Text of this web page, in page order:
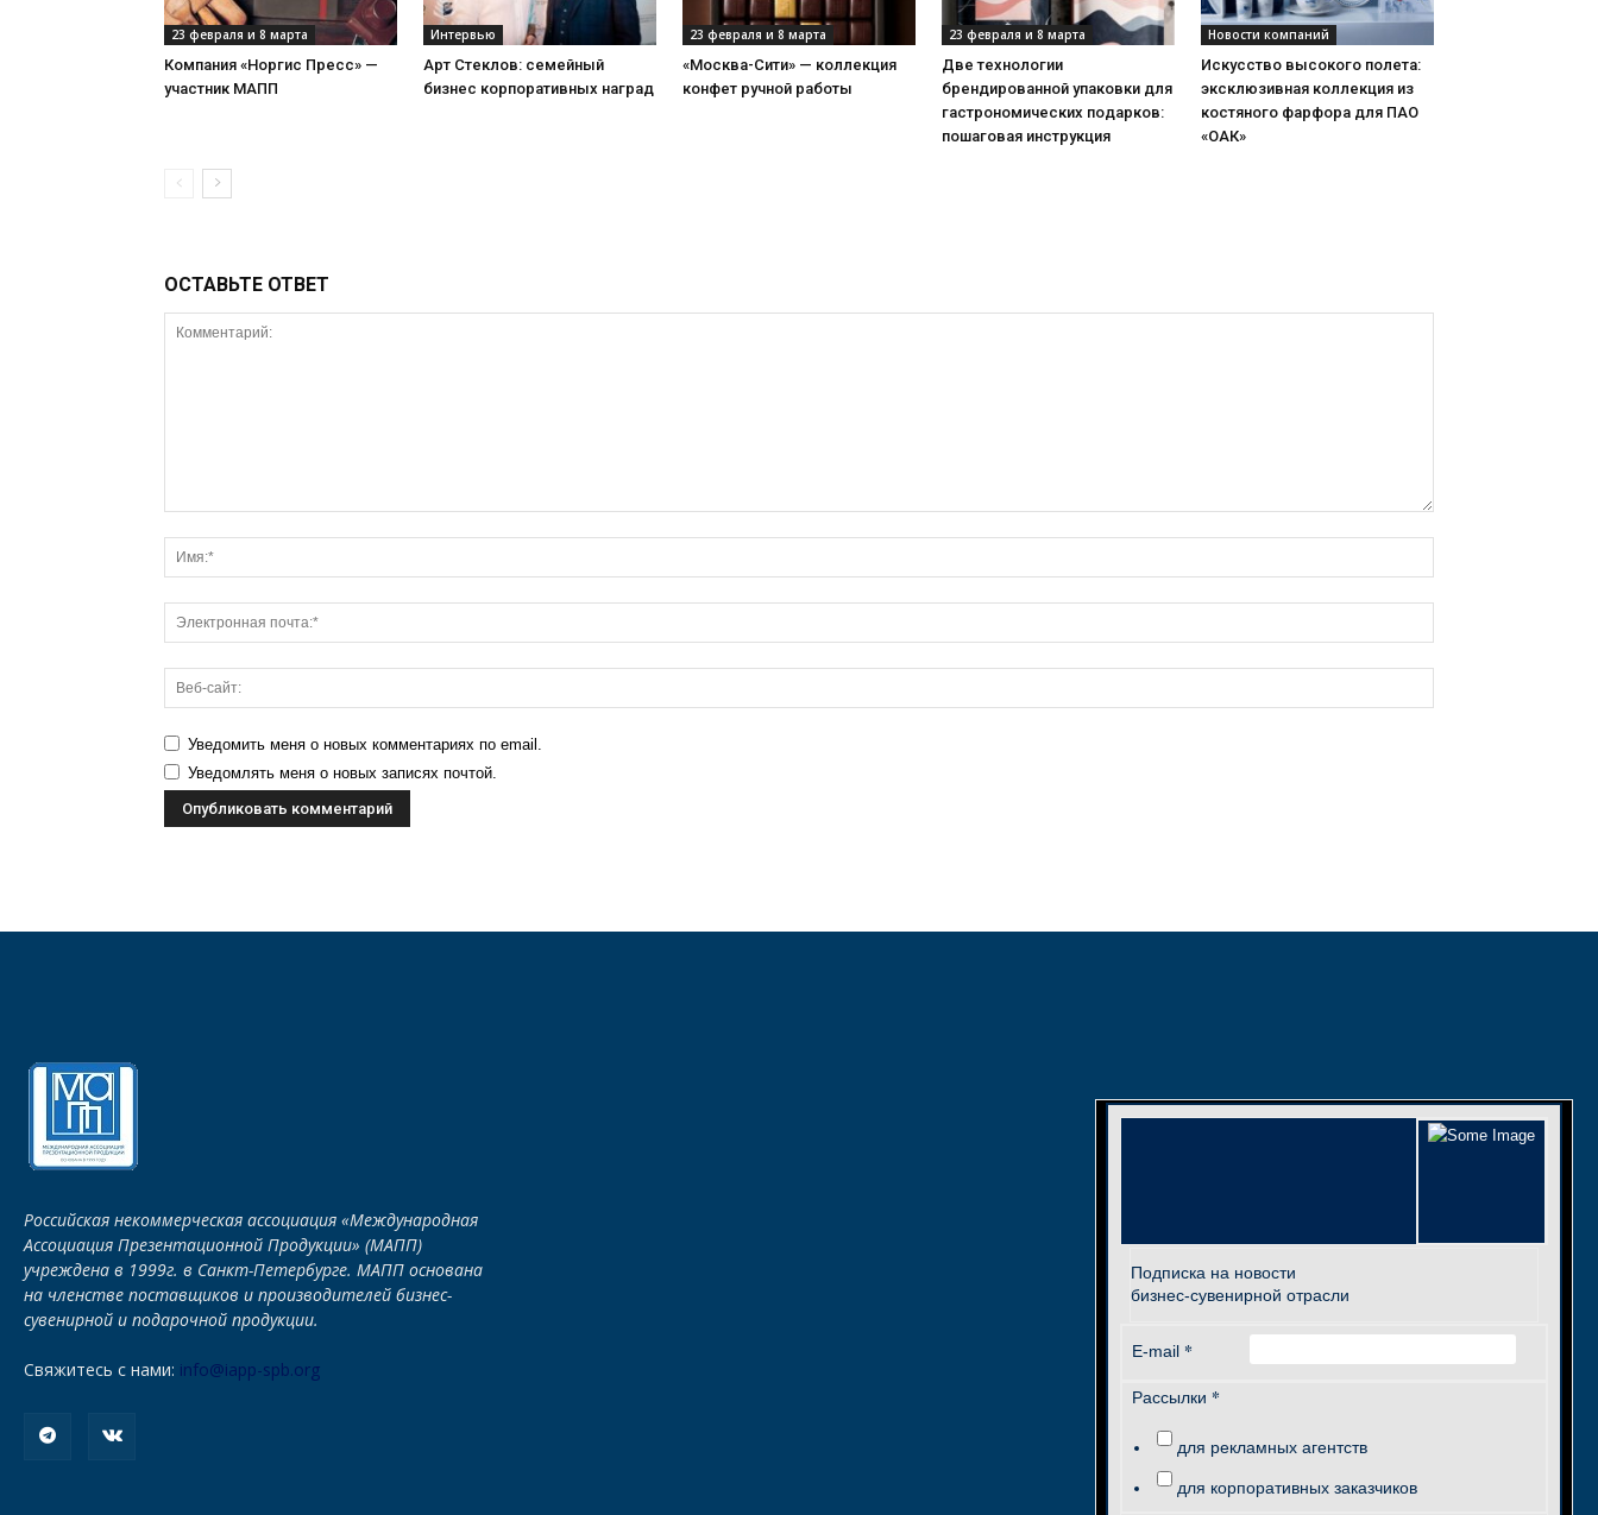
23 февраля и 8 марта
Компания «Норгис Пресс» —
участник МАПП
Интервью
Арт Стеклов: семейный
бизнес корпоративных наград
23 февраля и 8 марта
«Москва-Сити» — коллекция
конфет ручной работы
23 февраля и 8 марта
Две технологии
брендированной упаковки для
гастрономических подарков:
пошаговая инструкция
Новости компаний
Искусство высокого полета:
эксклюзивная коллекция из
костяного фарфора для ПАО
«ОАК»
ОСТАВЬТЕ ОТВЕТ
Уведомить меня о новых комментариях по email.
Уведомлять меня о новых записях почтой.
Российская некоммерческая ассоциация «Международная
Ассоциация Презентационной Продукции» (МАПП)
учреждена в 1999г. в Санкт-Петербурге. МАПП основана
на членстве поставщиков и производителей бизнес-
сувенирной и подарочной продукции.
Свяжитесь с нами: info@iapp-spb.org
Подписка на новости
бизнес-сувенирной отрасли
E-mail *
Рассылки *
для рекламных агентств
для корпоративных заказчиков